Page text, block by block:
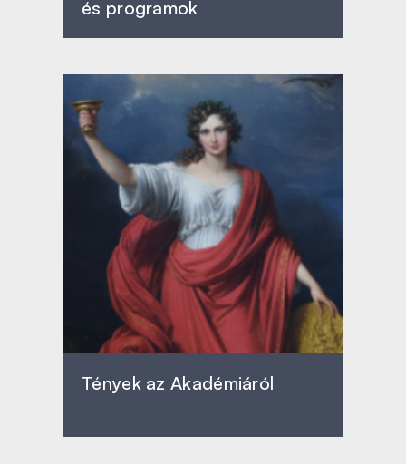
és programok
Tények az Akadémiáról